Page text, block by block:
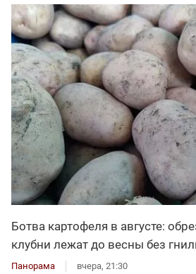
Ботва картофеля в августе:
клубни лежат до весны без
Панорама вчера, 21:30